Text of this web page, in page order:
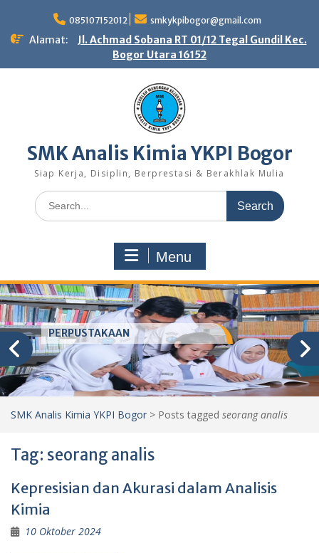
content
085107152012 smkykpibogor@gmail.com
Alamat:
Jl. Achmad Sobana RT 01/12 Tegal Gundil Kec.
Bogor Utara 16152
SMK Analis Kimia YKPI Bogor
Siap Kerja, Disiplin, Berprestasi & Berakhlak Mulia
Search
for:
Menu
PERPUSTAKAAN
SMK Analis Kimia YKPI Bogor > Posts tagged seorang analis
Tag: seorang analis
Kepresisian dan Akurasi dalam Analisis
Kimia
10 Oktober 2024